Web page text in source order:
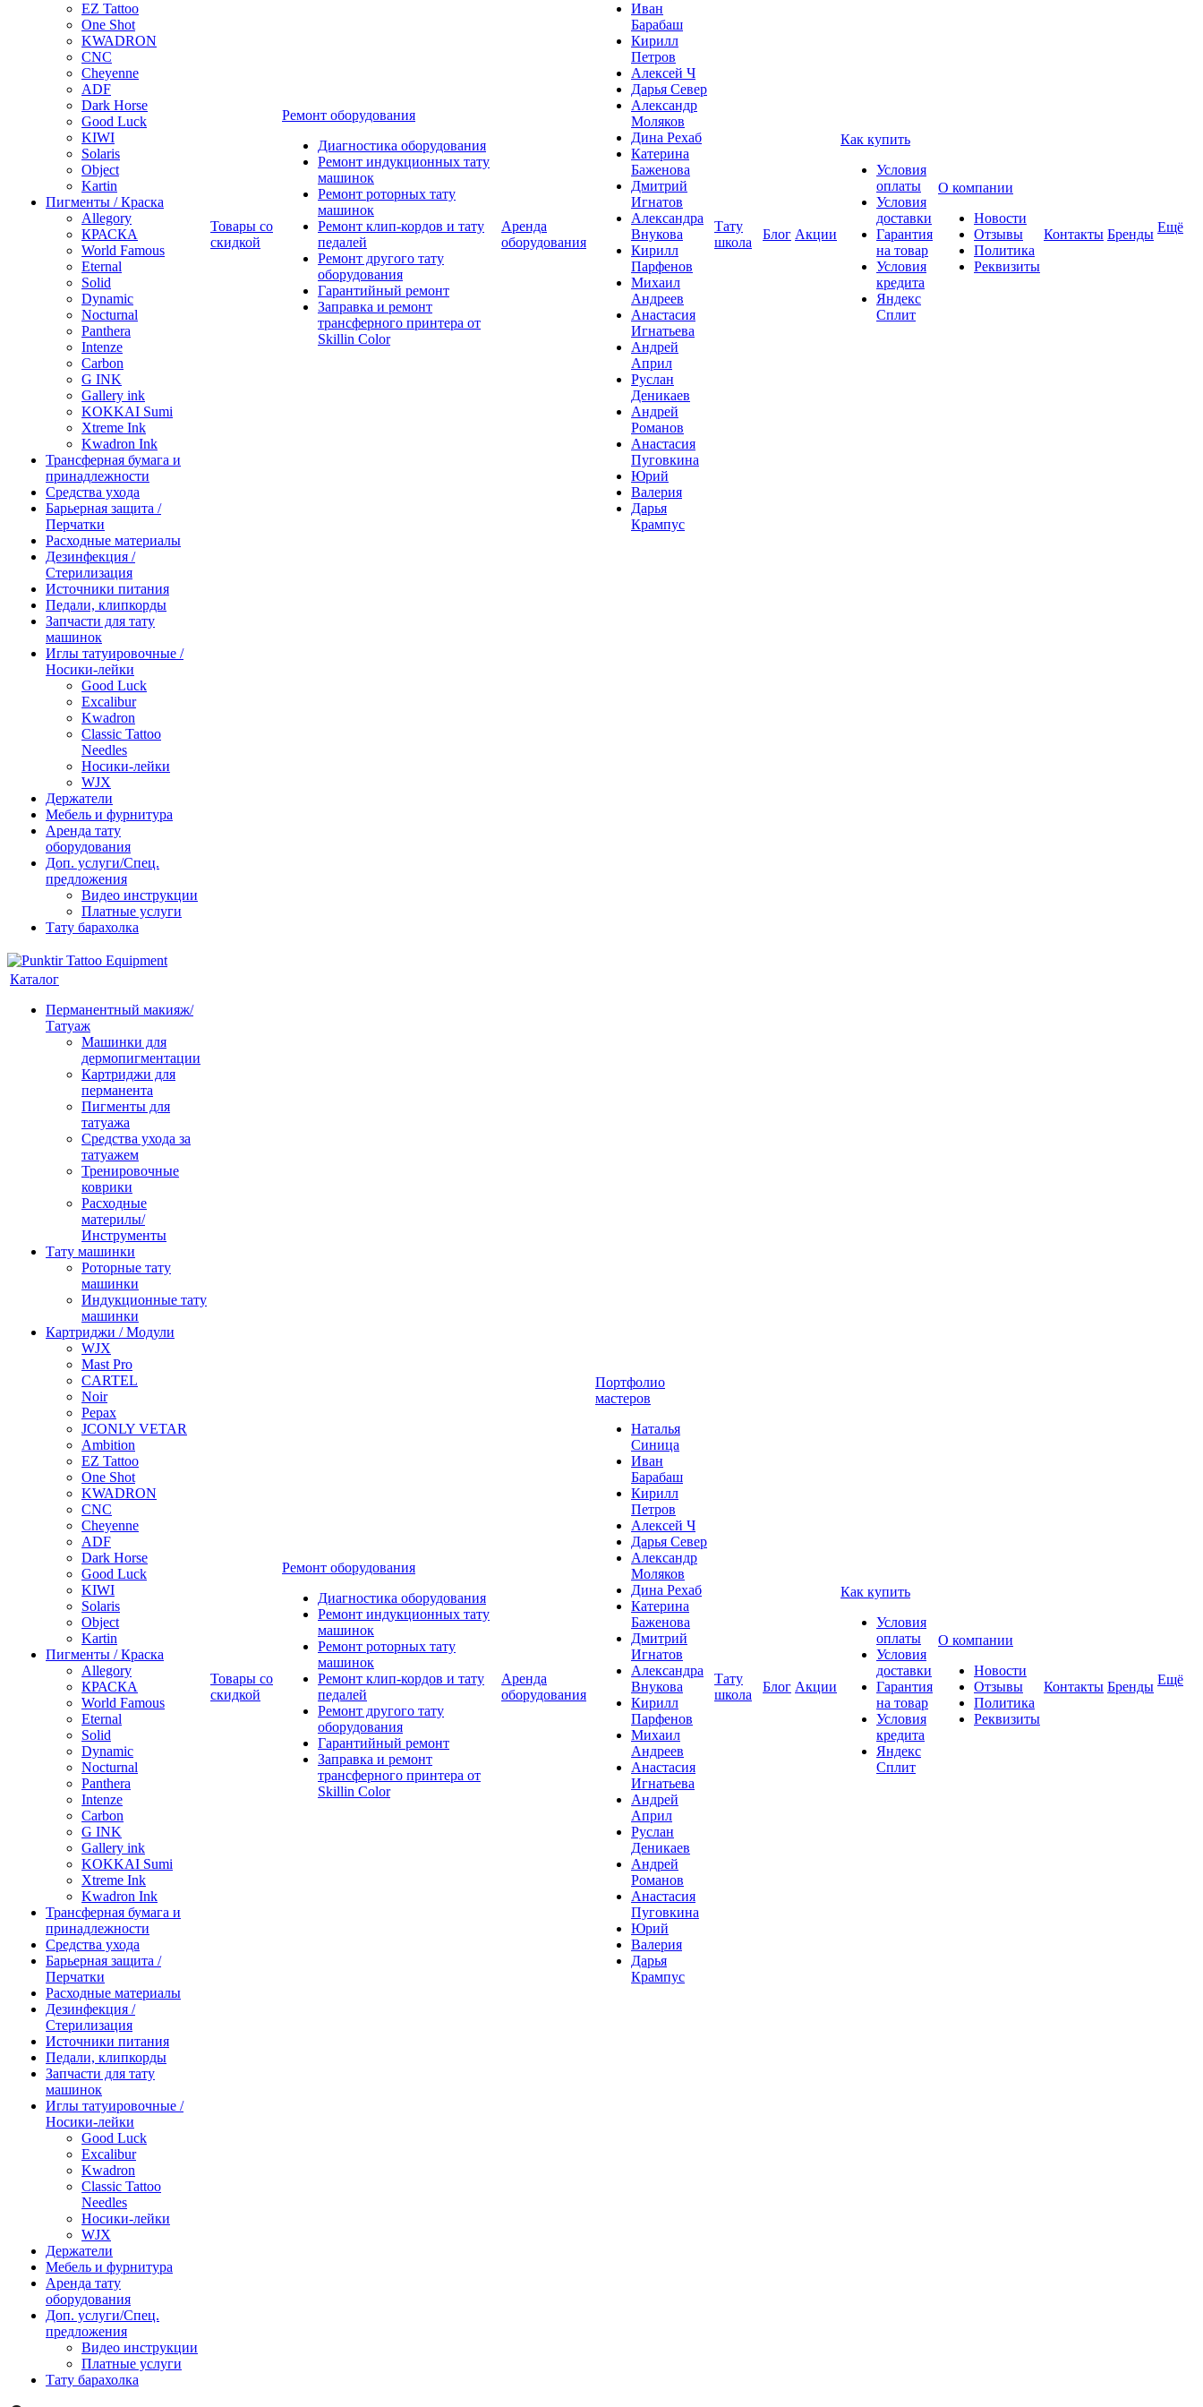
EZ Tattoo
One Shot
KWADRON
CNC
Cheyenne
ADF
Dark Horse
Good Luck
KIWI
Solaris
Object
Kartin
Пигменты / Краска
Allegory
КРАСКА
World Famous
Eternal
Solid
Dynamic
Nocturnal
Panthera
Intenze
Carbon
G INK
Gallery ink
KOKKAI Sumi
Xtreme Ink
Kwadron Ink
Трансферная бумага и
принадлежности
Средства ухода
Барьерная защита /
Перчатки
Расходные материалы
Дезинфекция /
Стерилизация
Источники питания
Педали, клипкорды
Запчасти для тату
машинок
Иглы татуировочные /
Носики-лейки
Good Luck
Excalibur
Kwadron
Classic Tattoo
Needles
Носики-лейки
WJX
Держатели
Мебель и фурнитура
Аренда тату
оборудования
Доп. услуги/Спец.
предложения
Видео инструкции
Платные услуги
Тату барахолка
Товары со
скидкой
Ремонт оборудования
Диагностика оборудования
Ремонт индукционных тату
машинок
Ремонт роторных тату
машинок
Ремонт клип-кордов и тату
педалей
Ремонт другого тату
оборудования
Гарантийный ремонт
Заправка и ремонт
трансферного принтера от
Skillin Color
Аренда
оборудования
Иван
Барабаш
Кирилл
Петров
Алексей Ч
Дарья Север
Александр
Моляков
Дина Рехаб
Катерина
Баженова
Дмитрий
Игнатов
Александра
Внукова
Кирилл
Парфенов
Михаил
Андреев
Анастасия
Игнатьева
Андрей
Април
Руслан
Деникаев
Андрей
Романов
Анастасия
Пуговкина
Юрий
Валерия
Дарья
Крампус
Тату
школа
Блог Акции
Как купить
Условия
оплаты
Условия
доставки
Гарантия
на товар
Условия
кредита
Яндекс
Сплит
О компании
Новости
Отзывы
Политика
Реквизиты
Контакты Бренды Ещё
Каталог
Перманентный макияж/
Татуаж
Машинки для
дермопигментации
Картриджи для
перманента
Пигменты для
татуажа
Средства ухода за
татуажем
Тренировочные
коврики
Расходные
материлы/
Инструменты
Тату машинки
Роторные тату
машинки
Индукционные тату
машинки
Картриджи / Модули
WJX
Mast Pro
CARTEL
Noir
Pepax
JCONLY VETAR
Ambition
EZ Tattoo
One Shot
KWADRON
CNC
Cheyenne
ADF
Dark Horse
Good Luck
KIWI
Solaris
Object
Kartin
Пигменты / Краска
Allegory
КРАСКА
World Famous
Eternal
Solid
Dynamic
Nocturnal
Panthera
Intenze
Carbon
G INK
Gallery ink
KOKKAI Sumi
Xtreme Ink
Kwadron Ink
Трансферная бумага и
принадлежности
Средства ухода
Барьерная защита /
Перчатки
Расходные материалы
Дезинфекция /
Стерилизация
Источники питания
Педали, клипкорды
Запчасти для тату
машинок
Иглы татуировочные /
Носики-лейки
Good Luck
Excalibur
Kwadron
Classic Tattoo
Needles
Носики-лейки
WJX
Держатели
Мебель и фурнитура
Аренда тату
оборудования
Доп. услуги/Спец.
предложения
Видео инструкции
Платные услуги
Тату барахолка
Товары со
скидкой
Ремонт оборудования
Диагностика оборудования
Ремонт индукционных тату
машинок
Ремонт роторных тату
машинок
Ремонт клип-кордов и тату
педалей
Ремонт другого тату
оборудования
Гарантийный ремонт
Заправка и ремонт
трансферного принтера от
Skillin Color
Аренда
оборудования
Портфолио
мастеров
Наталья
Синица
Иван
Барабаш
Кирилл
Петров
Алексей Ч
Дарья Север
Александр
Моляков
Дина Рехаб
Катерина
Баженова
Дмитрий
Игнатов
Александра
Внукова
Кирилл
Парфенов
Михаил
Андреев
Анастасия
Игнатьева
Андрей
Април
Руслан
Деникаев
Андрей
Романов
Анастасия
Пуговкина
Юрий
Валерия
Дарья
Крампус
Тату
школа
Блог Акции
Как купить
Условия
оплаты
Условия
доставки
Гарантия
на товар
Условия
кредита
Яндекс
Сплит
О компании
Новости
Отзывы
Политика
Реквизиты
Контакты Бренды Ещё